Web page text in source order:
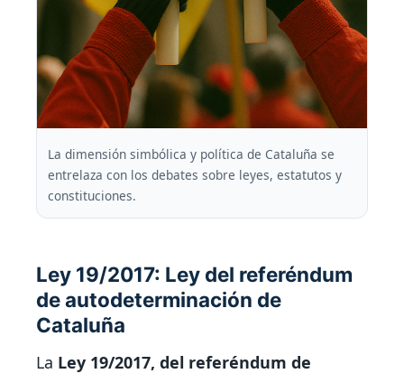
La dimensión simbólica y política de Cataluña se
entrelaza con los debates sobre leyes, estatutos y
constituciones.
Ley 19/2017: Ley del referéndum
de autodeterminación de
Cataluña
La Ley 19/2017, del referéndum de